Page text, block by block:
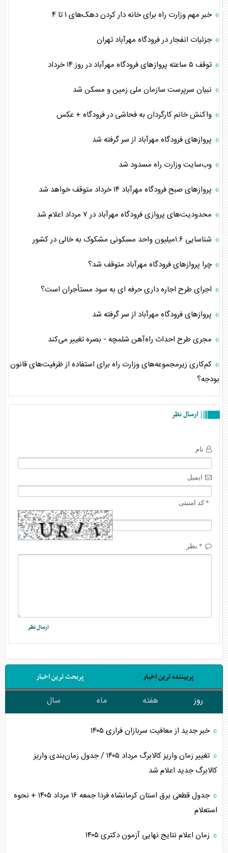
خبر مهم وزارت راه برای خانه دار کردن دهک‌های ۱ تا ۴
جزئیات انفجار در فرودگاه مهرآباد تهران
توقف ۵ ساعته پرواز‌های فرودگاه مهرآباد در روز ۱۴ خرداد
نبیان سرپرست سازمان ملی زمین و مسکن شد
واکنش خانم کارگردان به فحاشی در فرودگاه + عکس
پرواز‌های فرودگاه مهرآباد از سر گرفته شد
وب‌سایت وزارت راه مسدود شد
پروازهای صبح فرودگاه مهرآباد ۱۴ خرداد متوقف خواهد شد
محدودیت‌های پروازی فرودگاه مهرآباد در ۷ مرداد اعلام شد
شناسایی ۱.۶میلیون واحد مسکونی مشکوک به خالی در کشور
چرا پروازهای فرودگاه مهرآباد متوقف شد؟
اجرای طرح اجاره‌ داری حرفه ای به سود مستأجران است؟
پروازهای فرودگاه مهرآباد از سر گرفته شد
مجری طرح احداث راه‌آهن شلمچه - بصره تغییر می‌کند
کم‌کاری زیرمجموعه‌های وزارت راه برای استفاده از ظرفیت‌های قانون
بودجه؟
ارسال نظر
نام
ایمیل
* کد امنیتی
* نظر
پربیننده ترین اخبار پربحث ترین اخبار
روز هفته ماه سال
خبر جدید از معافیت سربازان فراری ۱۴۰۵
تغییر زمان واریز کالابرگ مرداد ۱۴۰۵ / جدول زمان‌بندی واریز
کالابرگ جدید اعلام شد
جدول قطعی برق استان کرمانشاه فردا جمعه ۱۶ مرداد ۱۴۰۵ + نحوه
استعلام
زمان اعلام نتایج نهایی آزمون دکتری ۱۴۰۵